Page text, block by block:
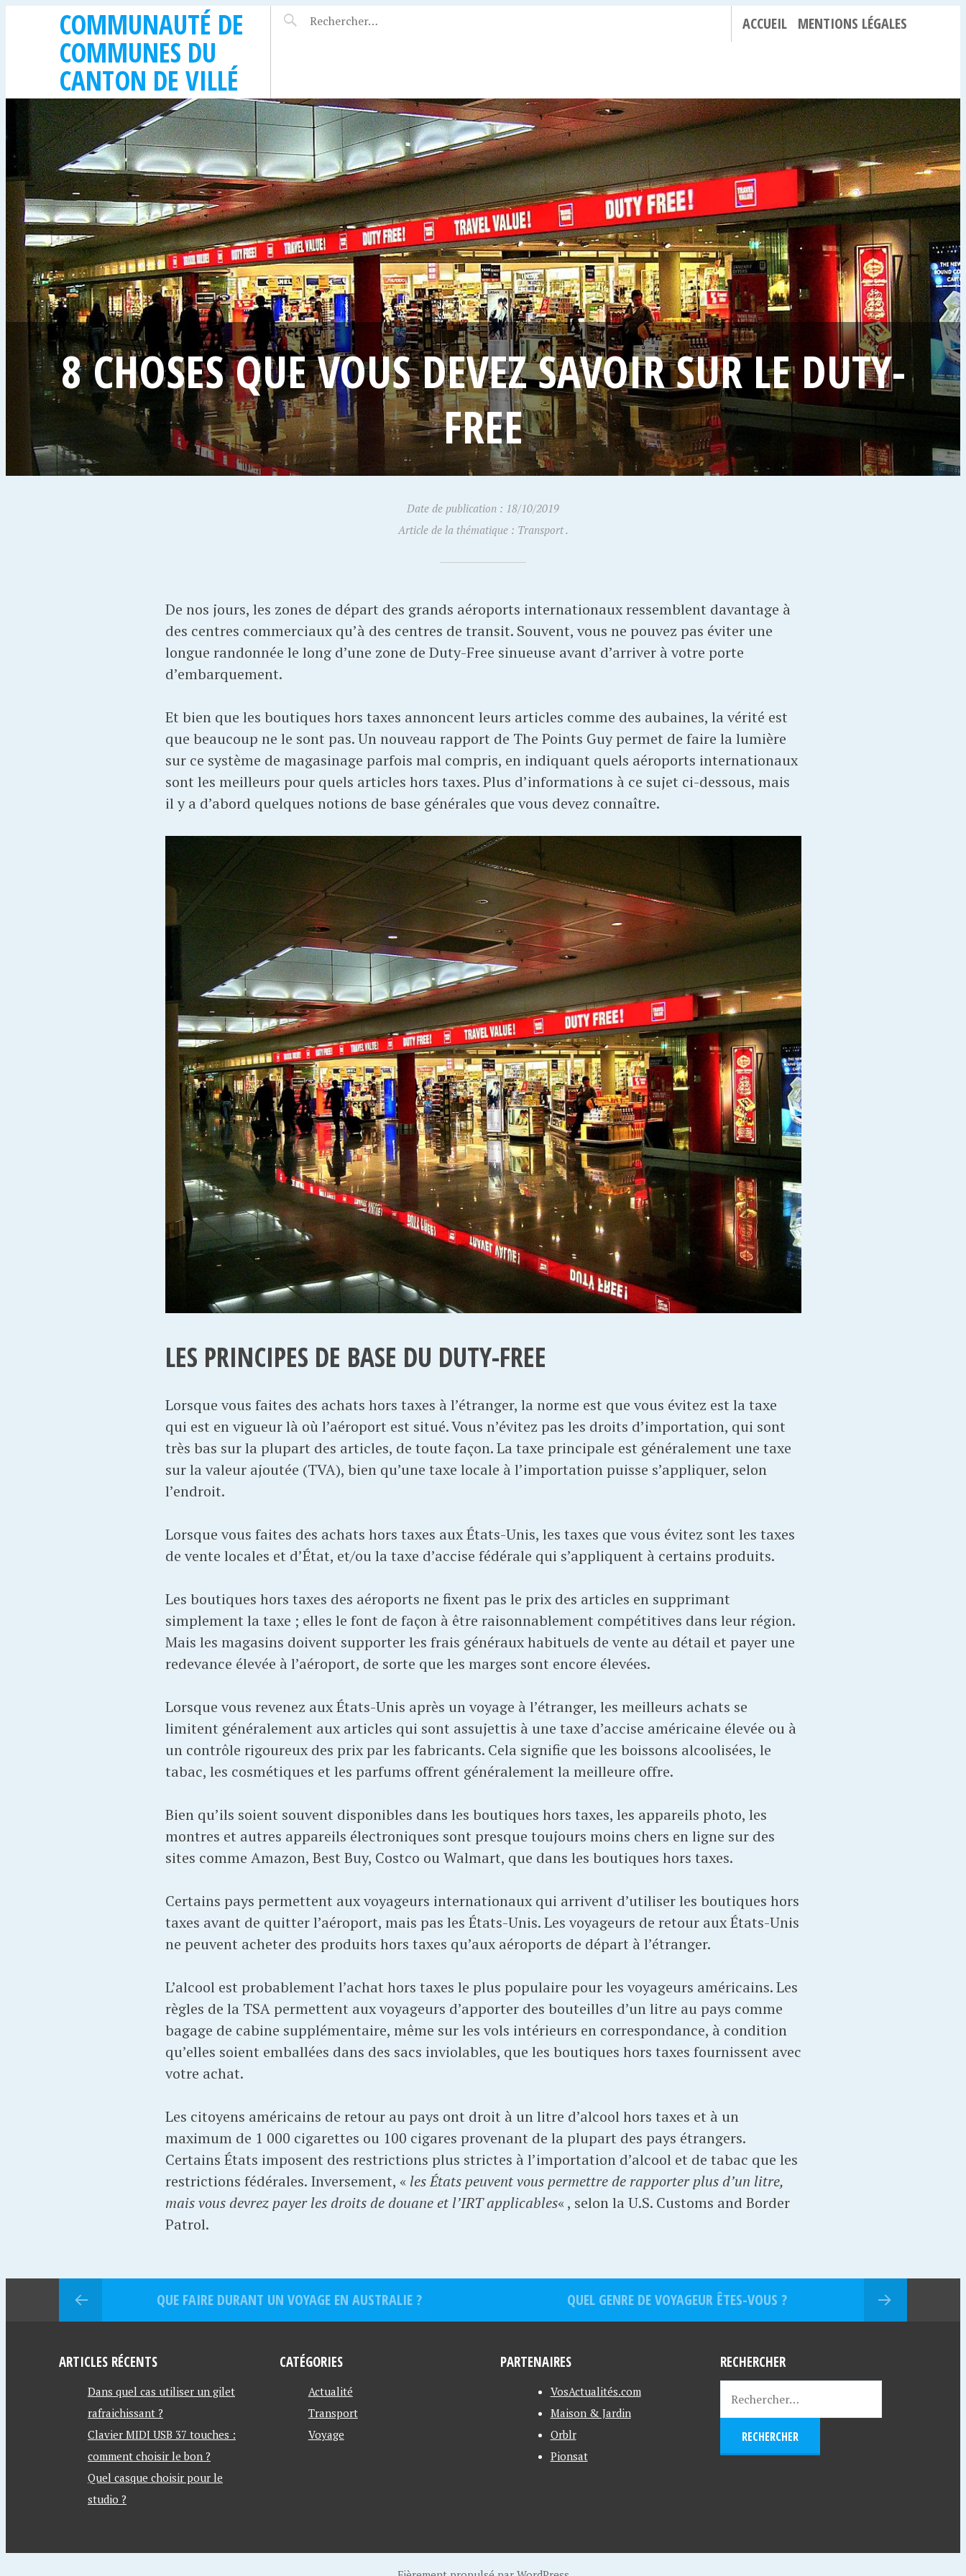
COMMUNAUTÉ DE
COMMUNES DU
CANTON DE VILLÉ
ACCUEIL MENTIONS LÉGALES
8 CHOSES QUE VOUS DEVEZ SAVOIR SUR LE DUTY-
FREE
Date de publication : 18/10/2019
Article de la thématique : Transport .
De nos jours, les zones de départ des grands aéroports internationaux ressemblent davantage à
des centres commerciaux qu’à des centres de transit. Souvent, vous ne pouvez pas éviter une
longue randonnée le long d’une zone de Duty-Free sinueuse avant d’arriver à votre porte
d’embarquement.
Et bien que les boutiques hors taxes annoncent leurs articles comme des aubaines, la vérité est
que beaucoup ne le sont pas. Un nouveau rapport de The Points Guy permet de faire la lumière
sur ce système de magasinage parfois mal compris, en indiquant quels aéroports internationaux
sont les meilleurs pour quels articles hors taxes. Plus d’informations à ce sujet ci-dessous, mais
il y a d’abord quelques notions de base générales que vous devez connaître.
LES PRINCIPES DE BASE DU DUTY-FREE
Lorsque vous faites des achats hors taxes à l’étranger, la norme est que vous évitez est la taxe
qui est en vigueur là où l’aéroport est situé. Vous n’évitez pas les droits d’importation, qui sont
très bas sur la plupart des articles, de toute façon. La taxe principale est généralement une taxe
sur la valeur ajoutée (TVA), bien qu’une taxe locale à l’importation puisse s’appliquer, selon
l’endroit.
Lorsque vous faites des achats hors taxes aux États-Unis, les taxes que vous évitez sont les taxes
de vente locales et d’État, et/ou la taxe d’accise fédérale qui s’appliquent à certains produits.
Les boutiques hors taxes des aéroports ne fixent pas le prix des articles en supprimant
simplement la taxe ; elles le font de façon à être raisonnablement compétitives dans leur région.
Mais les magasins doivent supporter les frais généraux habituels de vente au détail et payer une
redevance élevée à l’aéroport, de sorte que les marges sont encore élevées.
Lorsque vous revenez aux États-Unis après un voyage à l’étranger, les meilleurs achats se
limitent généralement aux articles qui sont assujettis à une taxe d’accise américaine élevée ou à
un contrôle rigoureux des prix par les fabricants. Cela signifie que les boissons alcoolisées, le
tabac, les cosmétiques et les parfums offrent généralement la meilleure offre.
Bien qu’ils soient souvent disponibles dans les boutiques hors taxes, les appareils photo, les
montres et autres appareils électroniques sont presque toujours moins chers en ligne sur des
sites comme Amazon, Best Buy, Costco ou Walmart, que dans les boutiques hors taxes.
Certains pays permettent aux voyageurs internationaux qui arrivent d’utiliser les boutiques hors
taxes avant de quitter l’aéroport, mais pas les États-Unis. Les voyageurs de retour aux États-Unis
ne peuvent acheter des produits hors taxes qu’aux aéroports de départ à l’étranger.
L’alcool est probablement l’achat hors taxes le plus populaire pour les voyageurs américains. Les
règles de la TSA permettent aux voyageurs d’apporter des bouteilles d’un litre au pays comme
bagage de cabine supplémentaire, même sur les vols intérieurs en correspondance, à condition
qu’elles soient emballées dans des sacs inviolables, que les boutiques hors taxes fournissent avec
votre achat.
Les citoyens américains de retour au pays ont droit à un litre d’alcool hors taxes et à un
maximum de 1 000 cigarettes ou 100 cigares provenant de la plupart des pays étrangers.
Certains États imposent des restrictions plus strictes à l’importation d’alcool et de tabac que les
restrictions fédérales. Inversement, « les États peuvent vous permettre de rapporter plus d’un litre,
mais vous devrez payer les droits de douane et l’IRT applicables« , selon la U.S. Customs and Border
Patrol.
QUE FAIRE DURANT UN VOYAGE EN AUSTRALIE ? QUEL GENRE DE VOYAGEUR ÊTES-VOUS ?
ARTICLES RÉCENTS
Dans quel cas utiliser un gilet
rafraichissant ?
Clavier MIDI USB 37 touches :
comment choisir le bon ?
Quel casque choisir pour le
studio ?
CATÉGORIES
Actualité
Transport
Voyage
PARTENAIRES
VosActualités.com
Maison & Jardin
Orblr
Pionsat
RECHERCHER